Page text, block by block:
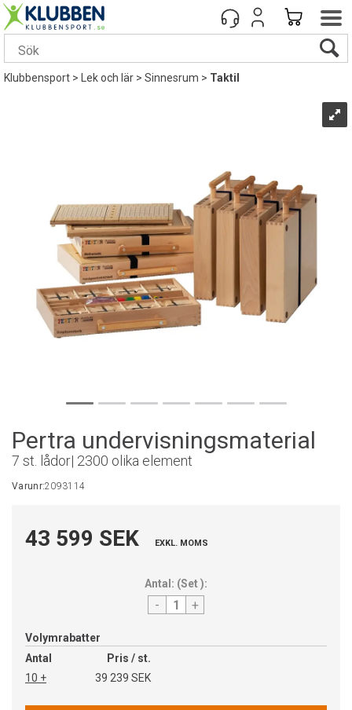
Klubbensport> Lek och lär>Sinnesrum>Taktil
Pertra undervisningsmaterial
7 st. lådor| 2300 olika element
Varunr:2093114
43 599 SEK EXKL. MOMS
Antal: (Set):
- +
Volymrabatter
Antal
Pris / st.
10 +
39 239 SEK